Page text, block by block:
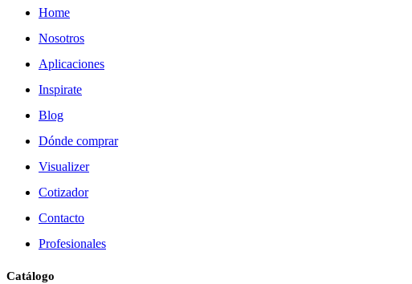
Home
Nosotros
Aplicaciones
Inspirate
Blog
Dónde comprar
Visualizer
Cotizador
Contacto
Profesionales
Catálogo